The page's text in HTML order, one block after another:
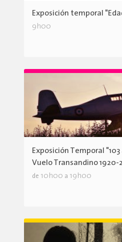
Exposición temporal
9h00
Exposición Temporal
Vuelo Transandino 1920-
de 10h00 a 19h00